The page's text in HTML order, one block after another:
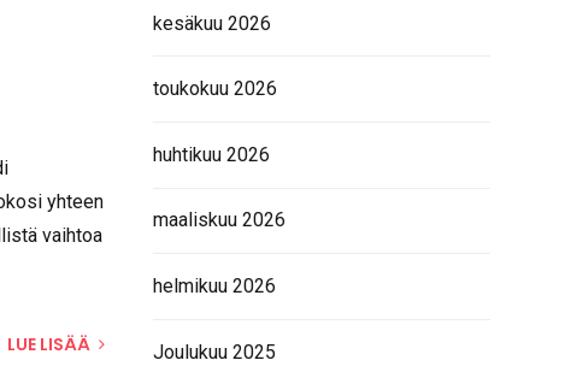
kesäkuu 2026
toukokuu 2026
huhtikuu 2026
maaliskuu 2026
helmikuu 2026
Joulukuu 2025